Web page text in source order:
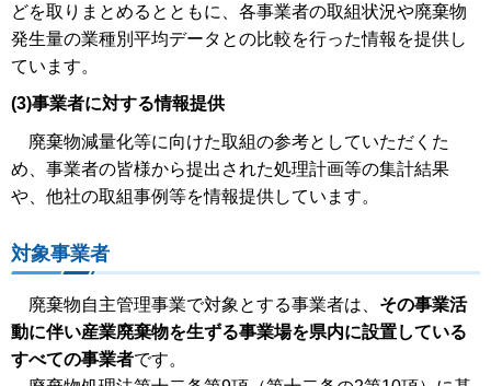
どを取りまとめるとともに、各事業者の取組状況や廃棄物
発生量の業種別平均データとの比較を行った情報を提供し
ています。
(3)事業者に対する情報提供
廃棄物減量化等に向けた取組の参考としていただくた
め、事業者の皆様から提出された処理計画等の集計結果
や、他社の取組事例等を情報提供しています。
対象事業者
廃棄物自主管理事業で対象とする事業者は、 その事業活
動に伴い産業廃棄物を生ずる事業場を県内に設置している
すべての事業者です。